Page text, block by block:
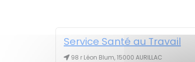
Service Santé au Travail
98 r Léon Blum, 15000 AURILLAC